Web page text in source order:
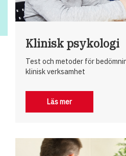
Klinisk psykologi
Test och metoder för
klinisk verksamhet
Läs mer